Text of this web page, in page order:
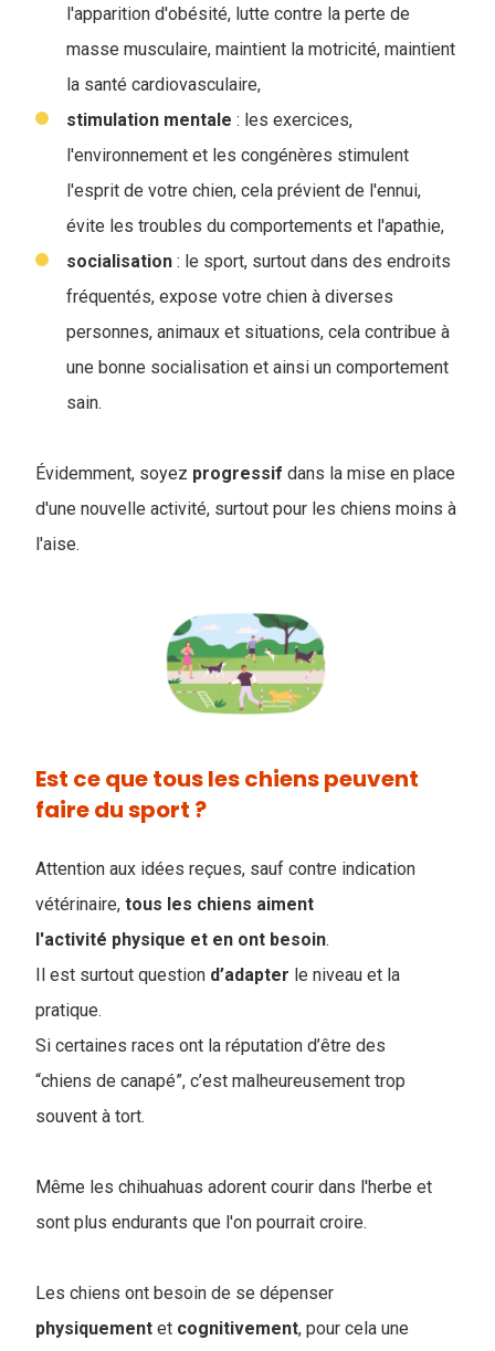
l'apparition d'obésité, lutte contre la perte de
masse musculaire, maintient la motricité, maintient
la santé cardiovasculaire,
stimulation mentale : les exercices,
l'environnement et les congénères stimulent
l'esprit de votre chien, cela prévient de l'ennui,
évite les troubles du comportements et l'apathie,
socialisation : le sport, surtout dans des endroits
fréquentés, expose votre chien à diverses
personnes, animaux et situations, cela contribue à
une bonne socialisation et ainsi un comportement
sain.
Évidemment, soyez progressif dans la mise en place
d'une nouvelle activité, surtout pour les chiens moins à
l'aise.
Est ce que tous les chiens peuvent
faire du sport ?
Attention aux idées reçues, sauf contre indication
vétérinaire, tous les chiens aiment
l'activité physique et en ont besoin.
Il est surtout question d’adapter le niveau et la
pratique.
Si certaines races ont la réputation d’être des
“chiens de canapé”, c’est malheureusement trop
souvent à tort.
Même les chihuahuas adorent courir dans l'herbe et
sont plus endurants que l'on pourrait croire.
Les chiens ont besoin de se dépenser
physiquement et cognitivement, pour cela une